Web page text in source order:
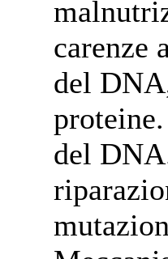
carenze
del
del